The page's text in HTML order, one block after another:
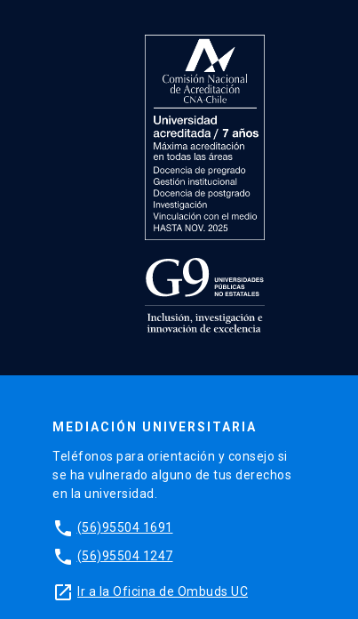
MEDIACIÓN UNIVERSITARIA
Teléfonos para orientación y consejo si
se ha vulnerado alguno de tus derechos
en la universidad.
phone (56)95504 1691
phone (56)95504 1247
launch Ir a la Oficina de Ombuds UC